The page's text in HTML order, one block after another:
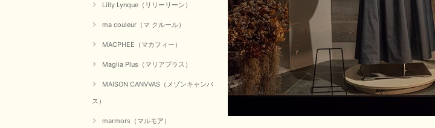
Lilly Lynque（リリーリーン）
ma couleur（マ クルール）
MACPHEE（マカフィー）
Maglia Plus（マリアプラス）
MAISON CANVVAS（メゾンキャンバ
ス）
marmors（マルモア）